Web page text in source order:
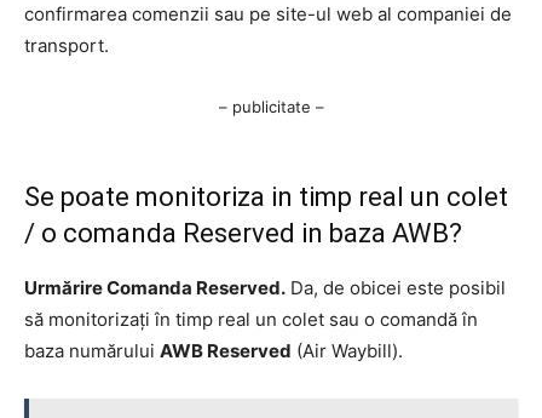
confirmarea comenzii sau pe site-ul web al companiei de
transport.
– publicitate –
Se poate monitoriza in timp real un colet
/ o comanda Reserved in baza AWB?
Urmărire Comanda Reserved. Da, de obicei este posibil
să monitorizați în timp real un colet sau o comandă în
baza numărului AWB Reserved (Air Waybill).